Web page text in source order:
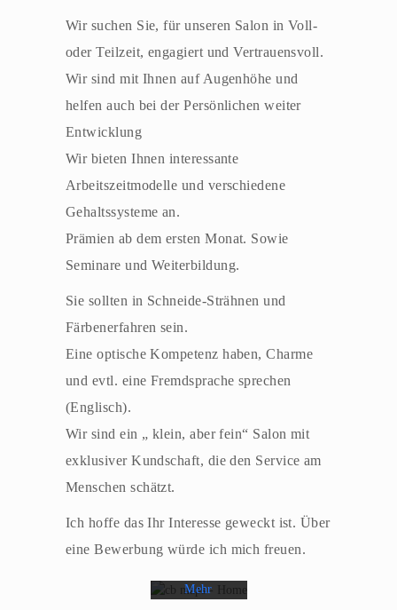
Wir suchen Sie, für unseren Salon in Voll-
oder Teilzeit, engagiert und Vertrauensvoll.
Wir sind mit Ihnen auf Augenhöhe und
helfen auch bei der Persönlichen weiter
Entwicklung
Wir bieten Ihnen interessante
Arbeitszeitmodelle und verschiedene
Gehaltssysteme an.
Prämien ab dem ersten Monat. Sowie
Seminare und Weiterbildung.
Sie sollten in Schneide-Strähnen und
Färbenerfahren sein.
Eine optische Kompetenz haben, Charme
und evtl. eine Fremdsprache sprechen
(Englisch).
Wir sind ein „ klein, aber fein“ Salon mit
exklusiver Kundschaft, die den Service am
Menschen schätzt.
Ich hoffe das Ihr Interesse geweckt ist. Über
eine Bewerbung würde ich mich freuen.
Mit dem
Laden der
akzeptieren
Datenschutze
rklärung von
Mehr